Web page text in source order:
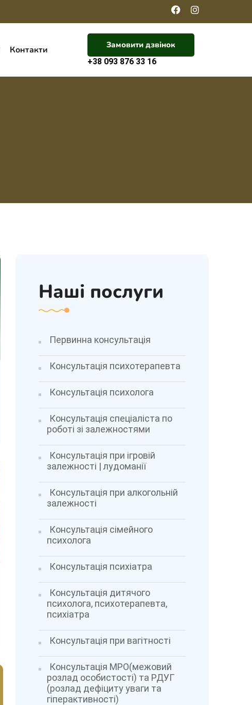
Контакти Замовити дзвінок
+38 093 876 33 16
Наші послуги
Первинна консультація
Консультація психотерапевта
Консультація психолога
Консультація спеціаліста по
роботі зі залежностями
Консультація при ігровій
залежності | лудоманії
Консультація при алкогольній
залежності
Консультація сімейного
психолога
Консультація психіатра
Консультація дитячого
психолога, психотерапевта,
психіатра
Консультація при вагітності
Консультація МРО(межовий
розлад особистості) та РДУГ
(розлад дефіциту уваги та
гіперактивності)